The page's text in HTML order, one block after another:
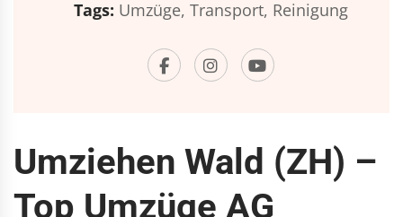
Tags: Umzüge, Transport, Reinigung
Umziehen Wald (ZH) –
Top Umzüge AG